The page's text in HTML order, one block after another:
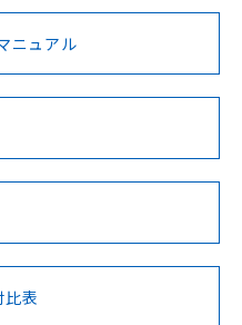
だく前に、以下を必ずお読
Cd Cr(VI)
BV型式承認
（フランス
KR型式
（韓国
No No
格認証/適合状況ページへ
ページからご検索ください
ニュアル
比表